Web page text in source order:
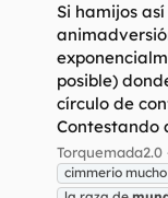
Si hamijos
posible)
círculo de
Contestando
Torquemada2.0
cimmerio